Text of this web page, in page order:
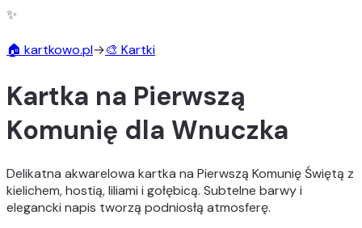
✨
🏠 kartkowo.pl→🎨 Kartki
Kartka na Pierwszą
Komunię dla Wnuczka
Delikatna akwarelowa kartka na Pierwszą Komunię Świętą z
kielichem, hostią, liliami i gołębicą. Subtelne barwy i
elegancki napis tworzą podniosłą atmosferę.